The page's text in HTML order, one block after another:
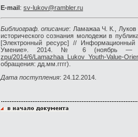
E-mail : sv-lukov@rambler.ru
Библиограф. описание: Ламажаа Ч. К., Луков
исторического сознания молодежи в
[Электронный ресурс] //
Умение». 2014. № 6 (ноябрь —
zpu/2014/6/Lamazhaa_Lukov_Youth-Value-
обращения: дд.мм.гггг).
Дата поступления: 24.12.2014.